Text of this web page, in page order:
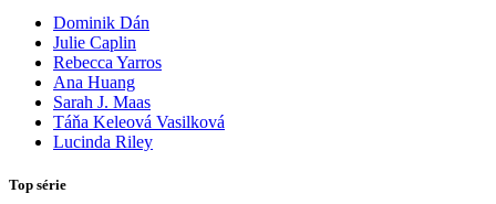
Dominik Dán
Julie Caplin
Rebecca Yarros
Ana Huang
Sarah J. Maas
Táňa Keleová Vasilková
Lucinda Riley
Top série